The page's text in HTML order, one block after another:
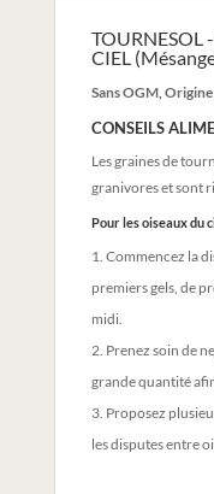
TOURNESOL
CIEL
Sans OGM,
CONSEILS
Les graines de
granivores et sont
Pour les oiseaux du
Commencez la
premiers gels, de
midi.
Prenez soin de
grande quantité
Proposez
les disputes entre